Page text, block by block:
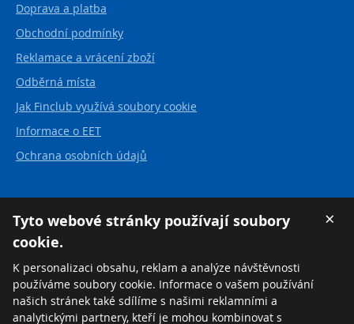
Doprava a platba
Obchodní podmínky
Reklamace a vrácení zboží
Odběrná místa
Jak Finclub využívá soubory cookie
Informace o EET
Ochrana osobních údajů
FINCLUB plus, a.s.
Karvinská 21
737 01 Český Těšín
Česká republika
×
Tyto webové stránky používají soubory
cookie.
K personalizaci obsahu, reklam a analýze návštěvnosti
používáme soubory cookie. Informace o vašem používání
našich stránek také sdílíme s našimi reklamními a
analytickými partnery, kteří je mohou kombinovat s